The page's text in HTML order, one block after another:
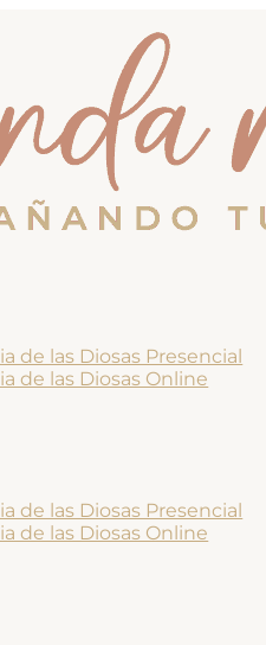
de las Diosas Presencial
de las Diosas Online
de las Diosas Presencial
de las Diosas Online